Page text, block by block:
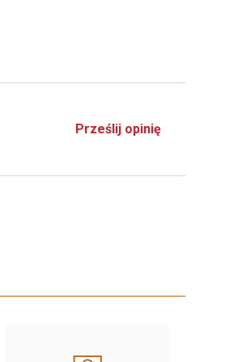
Prześlij opinię